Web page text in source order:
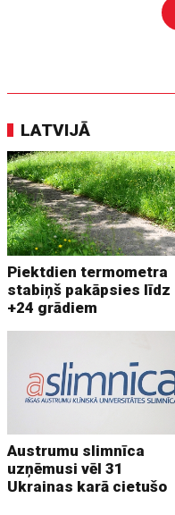
LATVIJĀ
Piektdien termometra
stabiņš pakāpsies līdz
+24 grādiem
Austrumu slimnīca
uzņēmusi vēl 31
Ukrainas karā cietušo